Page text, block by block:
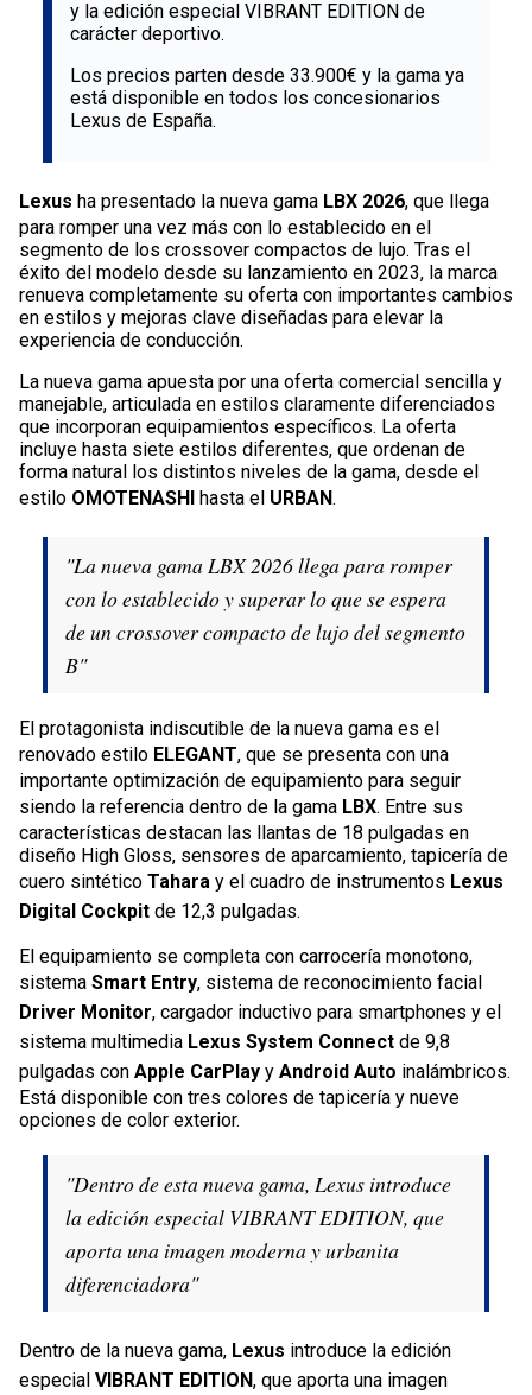
y la edición especial VIBRANT EDITION de
carácter deportivo.
Los precios parten desde 33.900€ y la gama ya
está disponible en todos los concesionarios
Lexus de España.
Lexus ha presentado la nueva gama LBX 2026, que llega
para romper una vez más con lo establecido en el
segmento de los crossover compactos de lujo. Tras el
éxito del modelo desde su lanzamiento en 2023, la marca
renueva completamente su oferta con importantes cambios
en estilos y mejoras clave diseñadas para elevar la
experiencia de conducción.
La nueva gama apuesta por una oferta comercial sencilla y
manejable, articulada en estilos claramente diferenciados
que incorporan equipamientos específicos. La oferta
incluye hasta siete estilos diferentes, que ordenan de
forma natural los distintos niveles de la gama, desde el
estilo OMOTENASHI hasta el URBAN.
"La nueva gama LBX 2026 llega para romper
con lo establecido y superar lo que se espera
de un crossover compacto de lujo del segmento
B"
El protagonista indiscutible de la nueva gama es el
renovado estilo ELEGANT, que se presenta con una
importante optimización de equipamiento para seguir
siendo la referencia dentro de la gama LBX. Entre sus
características destacan las llantas de 18 pulgadas en
diseño High Gloss, sensores de aparcamiento, tapicería de
cuero sintético Tahara y el cuadro de instrumentos Lexus
Digital Cockpit de 12,3 pulgadas.
El equipamiento se completa con carrocería monotono,
sistema Smart Entry, sistema de reconocimiento facial
Driver Monitor, cargador inductivo para smartphones y el
sistema multimedia Lexus System Connect de 9,8
pulgadas con Apple CarPlay y Android Auto inalámbricos.
Está disponible con tres colores de tapicería y nueve
opciones de color exterior.
"Dentro de esta nueva gama, Lexus introduce
la edición especial VIBRANT EDITION, que
aporta una imagen moderna y urbanita
diferenciadora"
Dentro de la nueva gama, Lexus introduce la edición
especial VIBRANT EDITION, que aporta una imagen